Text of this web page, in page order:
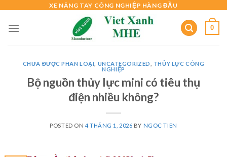
content
XE NÂNG TAY CÔNG NGHIỆP HÀNG ĐẦU
0
CHƯA ĐƯỢC PHÂN LOẠI UNCATEGORIZED
THỦY LỰC CÔNG
NGHIỆP
Bộ nguồn thủy lực mini có tiêu thụ
điện nhiều không?
POSTED ON 4 THÁNG 1, 2026 BY NGOC TIEN